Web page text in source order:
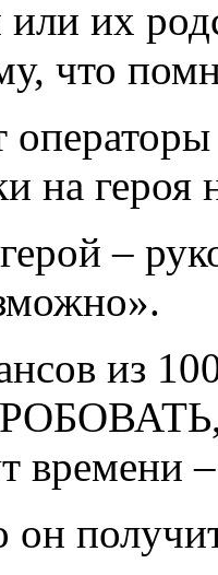
их
что
на
–
из
времени –
он